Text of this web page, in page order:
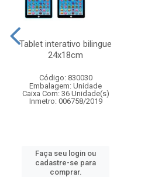
Tablet interativo bilingue
24x18cm
Código: 830030
Embalagem: Unidade
Caixa Com: 36 Unidade(s)
Inmetro: 006758/2019
Faça seu login ou
cadastre-se para
comprar.